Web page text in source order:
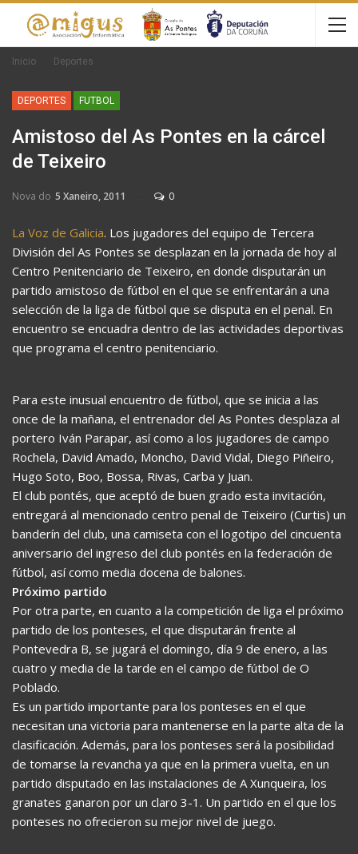
Inicio Deportes
DEPORTES FUTBOL
Amistoso del As Pontes en la cárcel
de Teixeiro
Nova do 5 Xaneiro, 2011 0
La Voz de Galicia. Los jugadores del equipo de Tercera
División del As Pontes se desplazan en la jornada de hoy al
Centro Penitenciario de Teixeiro, en donde disputarán un
partido amistoso de fútbol en el que se enfrentarán a una
selección de la liga de fútbol que se disputa en el penal. En
encuentro se encuadra dentro de las actividades deportivas
que programa el centro penitenciario.
Para este inusual encuentro de fútbol, que se inicia a las
once de la mañana, el entrenador del As Pontes desplaza al
portero Iván Parapar, así como a los jugadores de campo
Rochela, David Amado, Moncho, David Vidal, Diego Piñeiro,
Hugo Soto, Boo, Bossa, Rivas, Carba y Juan.
El club pontés, que aceptó de buen grado esta invitación,
entregará al mencionado centro penal de Teixeiro (Curtis) un
banderín del club, una camiseta con el logotipo del cincuenta
aniversario del ingreso del club pontés en la federación de
fútbol, así como media docena de balones.
Próximo partido
Por otra parte, en cuanto a la competición de liga el próximo
partido de los ponteses, el que disputarán frente al
Pontevedra B, se jugará el domingo, día 9 de enero, a las
cuatro y media de la tarde en el campo de fútbol de O
Poblado.
Es un partido importante para los ponteses en el que
necesitan una victoria para mantenerse en la parte alta de la
clasificación. Además, para los ponteses será la posibilidad
de tomarse la revancha ya que en la primera vuelta, en un
partido disputado en las instalaciones de A Xunqueira, los
granates ganaron por un claro 3-1. Un partido en el que los
ponteses no ofrecieron su mejor nivel de juego.